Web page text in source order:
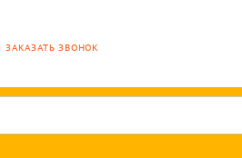
ЗАКАЗАТЬ ЗВОНОК